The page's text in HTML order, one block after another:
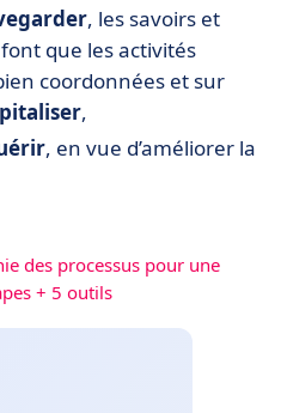
, les savoirs et
que les activités
coordonnées et sur
,
, en vue d’améliorer la
des processus pour une
+ 5 outils